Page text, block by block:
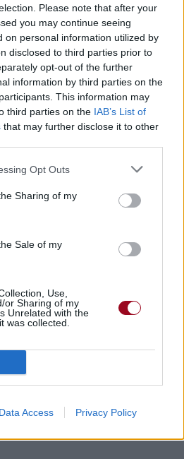
Please note that after your
you may continue seeing
on personal information utilized by
disclosed to third parties prior to
opt-out of the further
information by third parties on the
This information may
third parties on the IAB’s List of
that may further disclose it to other
Opt Outs
Sharing of my
Sale of my
Use,
or Sharing of my
Unrelated with the
was collected.
Data Access Privacy Policy